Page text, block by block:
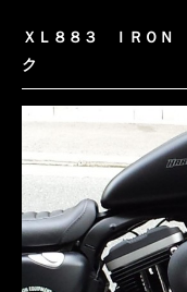
ＸＬ８８３ ＩＲＯＮ
ク